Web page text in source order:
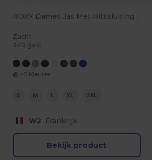
ROXY Dames Jas Met Ritssluiting Softshell
Zacht
340 gsm
+2 Kleuren
S M L XL 2XL
W2 Frankrijk
Bekijk product